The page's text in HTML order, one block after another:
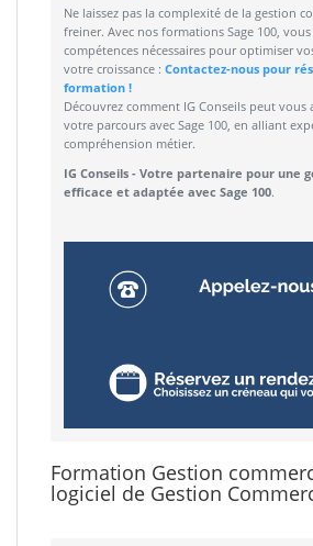
Ne laissez pas la complexité de la gestion
freiner. Avec nos formations Sage 100,
compétences nécessaires pour optimiser
votre croissance : Contactez-nous pour
formation !
Découvrez comment IG Conseils peut vous
votre parcours avec Sage 100, en alliant
compréhension métier.
IG Conseils - Votre partenaire pour une
efficace et adaptée avec Sage 100.
Formation Gestion
logiciel de Gestion